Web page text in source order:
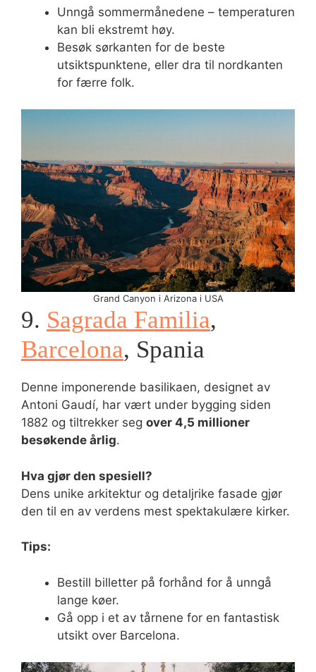
Unngå sommermånedene – temperaturen
kan bli ekstremt høy.
Besøk sørkanten for de beste
utsiktspunktene, eller dra til nordkanten
for færre folk.
Grand Canyon i Arizona i USA
9. Sagrada Familia,
Barcelona, Spania
Denne imponerende basilikaen, designet av
Antoni Gaudí, har vært under bygging siden
1882 og tiltrekker seg over 4,5 millioner
besøkende årlig.
Hva gjør den spesiell?
Dens unike arkitektur og detaljrike fasade gjør
den til en av verdens mest spektakulære kirker.
Tips:
Bestill billetter på forhånd for å unngå
lange køer.
Gå opp i et av tårnene for en fantastisk
utsikt over Barcelona.